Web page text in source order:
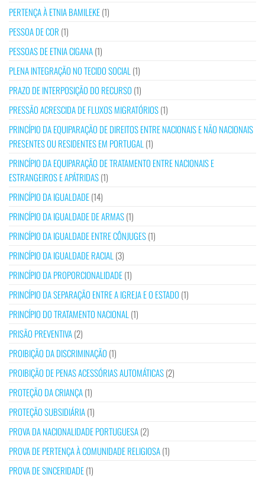
PERTENÇA À ETNIA BAMILEKE(1)
PESSOA DE COR (1)
PESSOAS DE ETNIA CIGANA(1)
PLENA INTEGRAÇÃO NO TECIDO SOCIAL (1)
PRAZO DE INTERPOSIÇÃO DO RECURSO (1)
PRESSÃO ACRESCIDA DE FLUXOS MIGRATÓRIOS(1)
PRINCÍPIO DA EQUIPARAÇÃO DE DIREITOS ENTRE NACIONAIS E NÃO NACIONAIS
PRESENTES OU RESIDENTES EM PORTUGAL (1)
PRINCÍPIO DA EQUIPARAÇÃO DE TRATAMENTO ENTRE NACIONAIS E
ESTRANGEIROS E APÁTRIDAS(1)
PRINCÍPIO DA IGUALDADE(14)
PRINCÍPIO DA IGUALDADE DE ARMAS(1)
PRINCÍPIO DA IGUALDADE ENTRE CÔNJUGES(1)
PRINCÍPIO DA IGUALDADE RACIAL (3)
PRINCÍPIO DA PROPORCIONALIDADE(1)
PRINCÍPIO DA SEPARAÇÃO ENTRE A IGREJA E O ESTADO (1)
PRINCÍPIO DO TRATAMENTO NACIONAL (1)
PRISÃO PREVENTIVA(2)
PROIBIÇÃO DA DISCRIMINAÇÃO (1)
PROIBIÇÃO DE PENAS ACESSÓRIAS AUTOMÁTICAS(2)
PROTEÇÃO DA CRIANÇA(1)
PROTEÇÃO SUBSIDIÁRIA(1)
PROVA DA NACIONALIDADE PORTUGUESA(2)
PROVA DE PERTENÇA À COMUNIDADE RELIGIOSA(1)
PROVA DE SINCERIDADE(1)